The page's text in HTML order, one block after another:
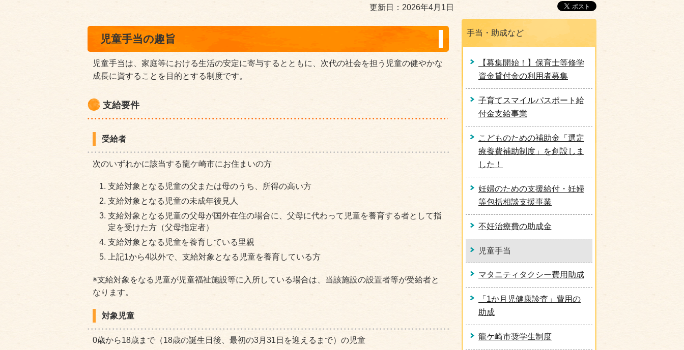
更新日：2026年4月1日
児童手当の趣旨
児童手当は、家庭等における生活の安定に寄与するとともに、次代の社会を担う児童の健やかな
成長に資することを目的とする制度です。
支給要件
受給者
次のいずれかに該当する龍ケ崎市にお住まいの方
支給対象となる児童の父または母のうち、所得の高い方
支給対象となる児童の未成年後見人
支給対象となる児童の父母が国外在住の場合に、父母に代わって児童を養育する者として指
定を受けた方（父母指定者）
支給対象となる児童を養育している里親
上記1から4以外で、支給対象となる児童を養育している方
※支給対象をなる児童が児童福祉施設等に入所している場合は、当該施設の設置者等が受給者と
なります。
対象児童
0歳から18歳まで（18歳の誕生日後、最初の3月31日を迎えるまで）の児童
手当・助成など
【募集開始！】保育士等修学
資金貸付金の利用者募集
子育てスマイルパスポート給
付金支給事業
こどものための補助金「選定
療養費補助制度」を創設しま
した！
妊婦のための支援給付・妊婦
等包括相談支援事業
不妊治療費の助成金
児童手当
マタニティタクシー費用助成
「1か月児健康診査」費用の
助成
龍ケ崎市奨学生制度